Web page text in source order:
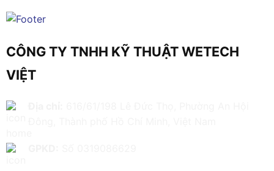
CÔNG TY TNHH KỸ THUẬT WETECH
VIỆT